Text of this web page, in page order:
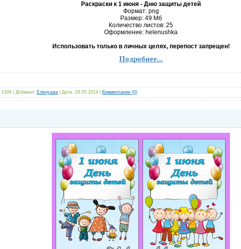
Раскраски к 1 июня - Дню защиты детей
Формат: png
Размер: 49 Mб
Количество листов: 25
Оформление: helenushka
Использовать только в личных целях, перепост запрещен!
Подробнее...
1308 Добавил: Еленушка Дата: 29.05.2019 Комментарии (0)